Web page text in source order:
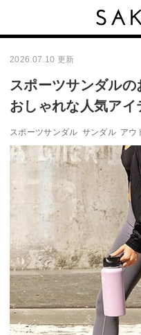
2026.07.10 更新
スポーツサンダルの
おしゃれな人気アイ
スポーツサンダル サンダル アウ